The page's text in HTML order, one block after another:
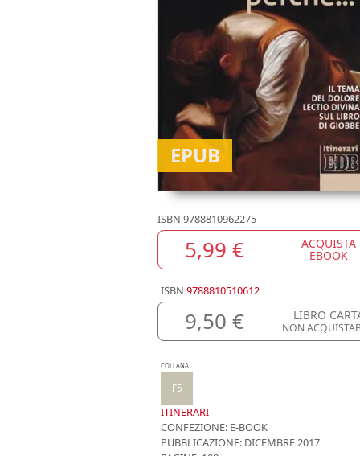
EPUB
ISBN 9788810962275
5,99 € ACQUISTA
EBOOK
ISBN 9788810510612
9,50 € LIBRO
NON
COLLANA
F5
ITINERARI
CONFEZIONE: E-BOOK
PUBBLICAZIONE: DICEMBRE 2017